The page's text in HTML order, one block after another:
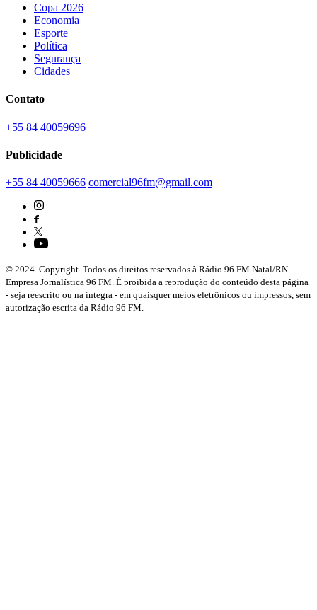
Copa 2026
Economia
Esporte
Política
Segurança
Cidades
Contato
+55 84 40059696
Publicidade
+55 84 40059666 comercial96fm@gmail.com
© 2024. Copyright. Todos os direitos reservados à Rádio 96 FM Natal/RN -
Empresa Jornalística 96 FM. É proibida a reprodução do conteúdo desta página
- seja reescrito ou na íntegra - em quaisquer meios eletrônicos ou impressos, sem
autorização escrita da Rádio 96 FM.